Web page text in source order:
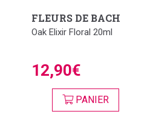
FLEURS DE BACH
Oak Elixir Floral 20ml
12,90€
PANIER